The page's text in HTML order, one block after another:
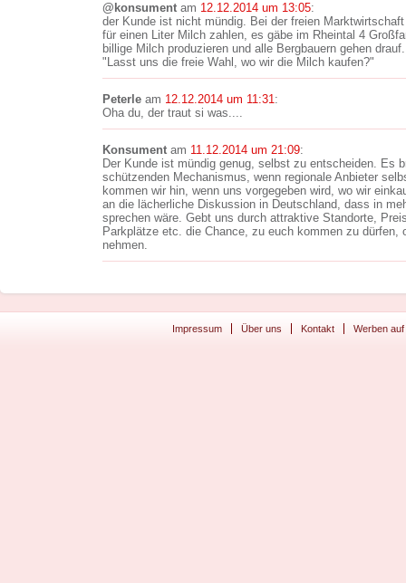
@konsument am 12.12.2014 um 13:05:
der Kunde ist nicht mündig. Bei der freien
für einen Liter Milch zahlen, es gäbe im Rheintal 4
billige Milch produzieren und alle Bergbauern gehen
"Lasst uns die freie Wahl, wo wir die Milch kaufen?"
Peterle am 12.12.2014 um 11:31:
Oha du, der traut si was....
Konsument am 11.12.2014 um 21:09:
Der Kunde ist mündig genug, selbst zu entscheiden. Es
schützenden Mechanismus, wenn regionale Anbieter
kommen wir hin, wenn uns vorgegeben wird, wo wir
an die lächerliche Diskussion in Deutschland, dass in
sprechen wäre. Gebt uns durch attraktive Standorte,
Parkplätze etc. die Chance, zu euch kommen zu dürfen,
nehmen.
Impressum Über uns Kontakt Werben